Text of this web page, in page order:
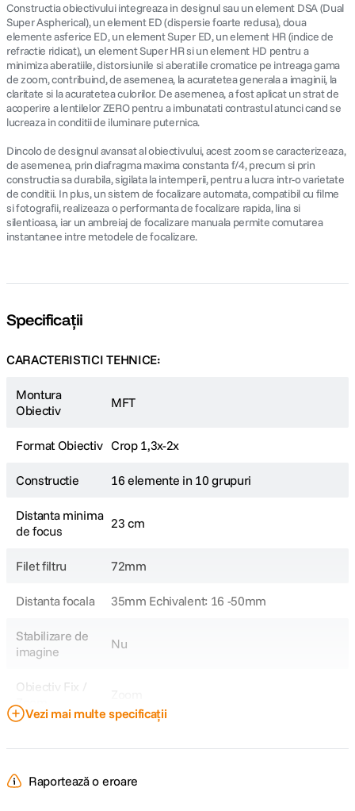
Constructia obiectivului integreaza in designul sau un element DSA (Dual
Super Aspherical), un element ED (dispersie foarte redusa), doua
elemente asferice ED, un element Super ED, un element HR (indice de
refractie ridicat), un element Super HR si un element HD pentru a
minimiza aberatiile, distorsiunile si aberatiile cromatice pe intreaga gama
de zoom, contribuind, de asemenea, la acuratetea generala a imaginii, la
claritate si la acuratetea culorilor. De asemenea, a fost aplicat un strat de
acoperire a lentilelor ZERO pentru a imbunatati contrastul atunci cand se
lucreaza in conditii de iluminare puternica.
Dincolo de designul avansat al obiectivului, acest zoom se caracterizeaza,
de asemenea, prin diafragma maxima constanta f/4, precum si prin
constructia sa durabila, sigilata la intemperii, pentru a lucra intr-o varietate
de conditii. In plus, un sistem de focalizare automata, compatibil cu filme
si fotografii, realizeaza o performanta de focalizare rapida, lina si
silentioasa, iar un ambreiaj de focalizare manuala permite comutarea
instantanee intre metodele de focalizare.
Specificații
CARACTERISTICI TEHNICE:
Montura
Obiectiv
MFT
Format Obiectiv Crop 1,3x-2x
Constructie 16 elemente in 10 grupuri
Distanta minima
de focus
23 cm
Filet filtru 72mm
Distanta focala 35mm Echivalent: 16 -50mm
Stabilizare de
imagine
Nu
Obiectiv Fix /
Zoom
Unghi de
cuprindere
107° - 47°
Vezi mai multe specificații
Raportează o eroare